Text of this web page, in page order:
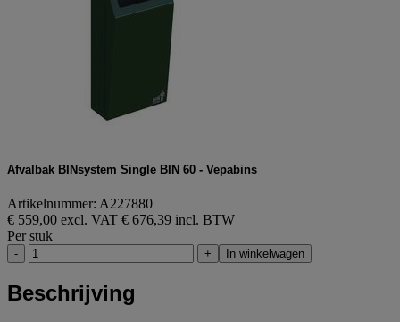
Afvalbak BINsystem Single BIN 60 - Vepabins
Artikelnummer: A227880
€ 559,00 excl. VAT € 676,39 incl. BTW
Per stuk
- + In winkelwagen
Beschrijving